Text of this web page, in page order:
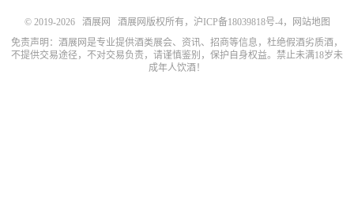
© 2019-2026 酒展网 酒展网版权所有， 沪ICP备18039818号-4，
网站地图
免责声明：酒展网是专业提供酒类展会、资讯、招商等信息，杜绝假酒劣质酒，
不提供交易途径，不对交易负责，请谨慎鉴别，保护自身权益。禁止未满18岁未
成年人饮酒！